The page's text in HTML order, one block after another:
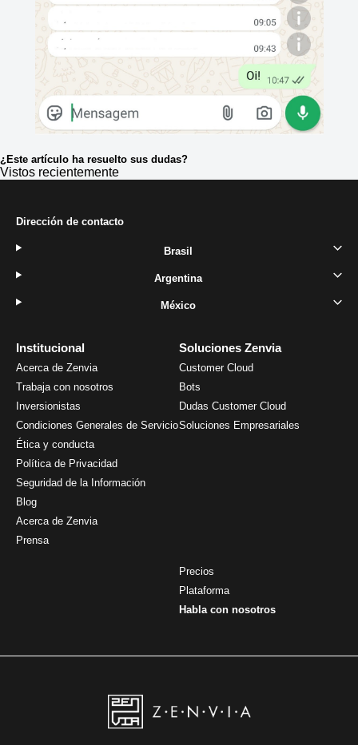
¿Este artículo ha resuelto sus dudas?
Vistos recientemente
Institucional
Acerca de Zenvia
Trabaja con nosotros
Inversionistas
Condiciones Generales de Servicio
Ética y conducta
Política de Privacidad
Seguridad de la Información
Blog
Acerca de Zenvia
Prensa
Soluciones Zenvia
Customer Cloud
Bots
Dudas Customer Cloud
Soluciones Empresariales
Precios
Plataforma
Habla con nosotros
Dirección de contacto
Brasil
Argentina
México